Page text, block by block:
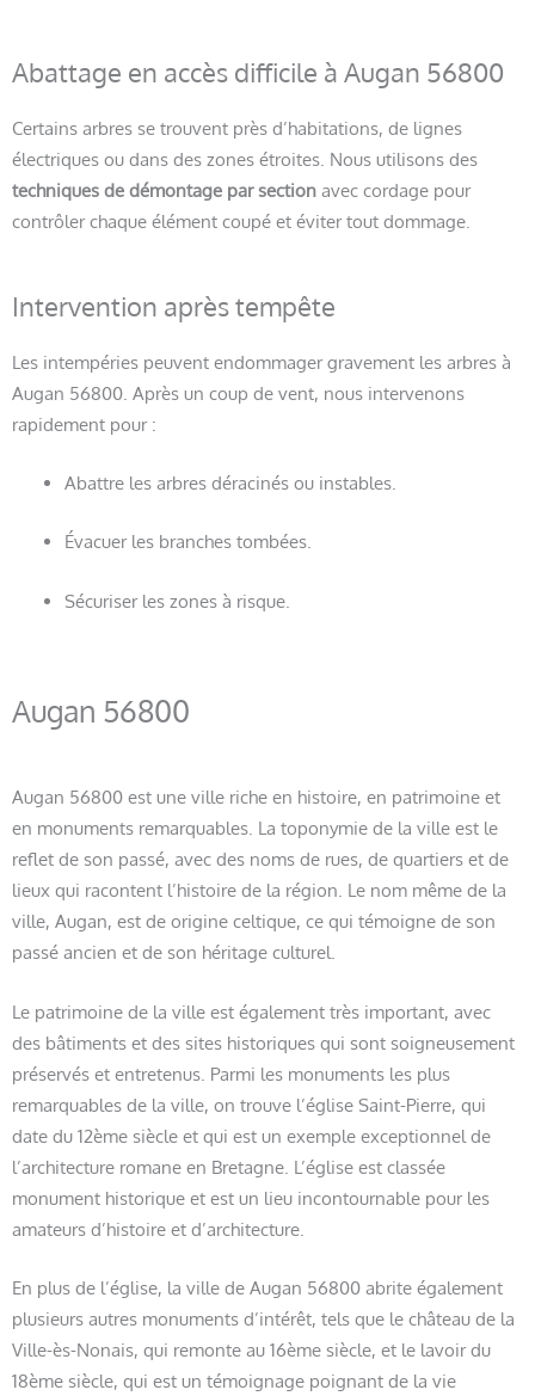
Abattage en accès difficile à Augan 56800
Certains arbres se trouvent près d’habitations, de lignes
électriques ou dans des zones étroites. Nous utilisons des
techniques de démontage par section avec cordage pour
contrôler chaque élément coupé et éviter tout dommage.
Intervention après tempête
Les intempéries peuvent endommager gravement les arbres à
Augan 56800. Après un coup de vent, nous intervenons
rapidement pour :
Abattre les arbres déracinés ou instables.
Évacuer les branches tombées.
Sécuriser les zones à risque.
Augan 56800
Augan 56800 est une ville riche en histoire, en patrimoine et
en monuments remarquables. La toponymie de la ville est le
reflet de son passé, avec des noms de rues, de quartiers et de
lieux qui racontent l’histoire de la région. Le nom même de la
ville, Augan, est de origine celtique, ce qui témoigne de son
passé ancien et de son héritage culturel.
Le patrimoine de la ville est également très important, avec
des bâtiments et des sites historiques qui sont soigneusement
préservés et entretenus. Parmi les monuments les plus
remarquables de la ville, on trouve l’église Saint-Pierre, qui
date du 12ème siècle et qui est un exemple exceptionnel de
l’architecture romane en Bretagne. L’église est classée
monument historique et est un lieu incontournable pour les
amateurs d’histoire et d’architecture.
En plus de l’église, la ville de Augan 56800 abrite également
plusieurs autres monuments d’intérêt, tels que le château de la
Ville-ès-Nonais, qui remonte au 16ème siècle, et le lavoir du
18ème siècle, qui est un témoignage poignant de la vie